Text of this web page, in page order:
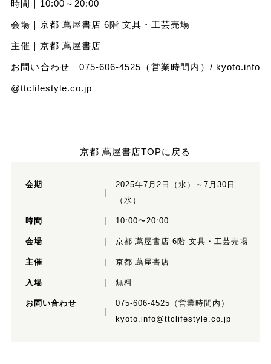
時間｜10:00～20:00
会場｜京都 蔦屋書店 6階 文具・工芸売場
主催｜京都 蔦屋書店
お問い合わせ｜075-606-4525（営業時間内）/ kyoto.info
@ttclifestyle.co.jp
京都 蔦屋書店TOPに戻る
会期
2025年7月2日（水）～7月30日
（水）
時間 10:00〜20:00
会場 京都 蔦屋書店 6階 文具・工芸売場
主催 京都 蔦屋書店
入場 無料
お問い合わせ
075-606-4525（営業時間内）
kyoto.info@ttclifestyle.co.jp